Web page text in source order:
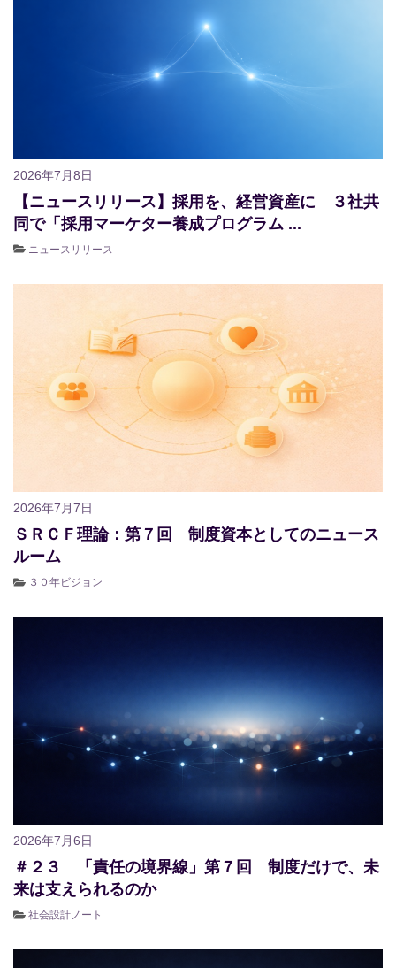
2026年7月8日
【ニュースリリース】採用を、経営資産に ３社共
同で「採用マーケター養成プログラム ...
ニュースリリース
2026年7月7日
ＳＲＣＦ理論：第７回 制度資本としてのニュース
ルーム
３０年ビジョン
2026年7月6日
＃２３ 「責任の境界線」第７回 制度だけで、未
来は支えられるのか
社会設計ノート